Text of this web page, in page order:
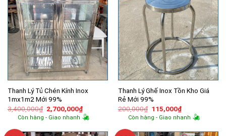
Thanh Lý Tủ Chén Kính Inox
1mx1m2 Mới 99%
3,400,000₫ Giá
gốc
là:
2,700,000₫Giá
hiện
tại
2,700,000₫.
Còn hàng - Giao nhanh
Thanh Lý Ghế Inox Tồn Kho Giá
Rẻ Mới 99%
200,000₫ Giá
gốc
là:
115,000₫Giá
hiện
tại
115,000₫.
Còn hàng - Giao nhanh